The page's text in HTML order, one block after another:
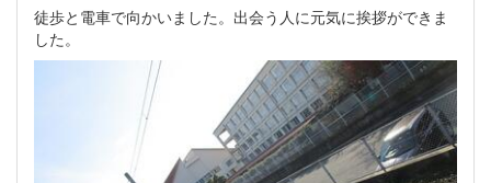
徒歩と電車で向かいました。出会う人に元気に挨拶ができま
した。